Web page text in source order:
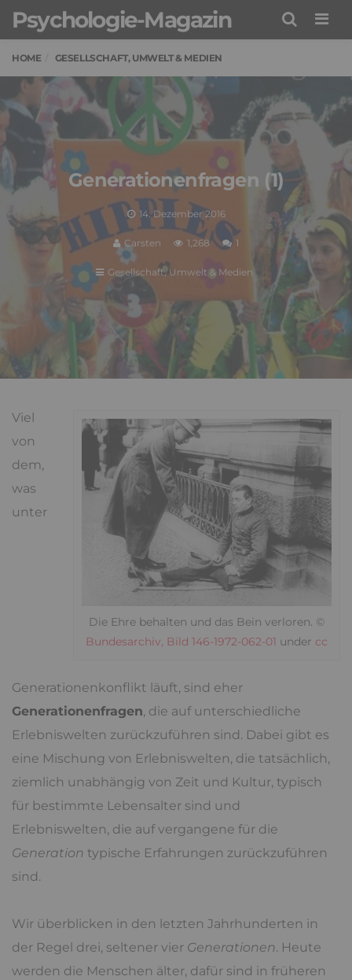
Psychologie-Magazin
HOME GESELLSCHAFT, UMWELT & MEDIEN
Generationenfragen (1)
14. Dezember 2016
Carsten 1,268 1
Gesellschaft, Umwelt & Medien
Die Ehre behalten und das Bein verloren. ©
Bundesarchiv, Bild 146-1972-062-01 under cc
Viel
von
dem,
was
unter
Generationenkonflikt läuft, sind eher
Generationenfragen, die auf unterschiedliche
Erlebniswelten zurückzuführen sind. Dabei gibt es
eine Mischung von Erlebniswelten, die tatsächlich,
ziemlich unabhängig von Zeit und Kultur, typisch
für bestimmte Lebensalter sind und
Erlebniswelten, die auf vergangene für die
Generation typische Erfahrungen zurückzuführen
sind.
Wir überblicken in den letzten Jahrhunderten in
der Regel drei, seltener vier Generationen. Heute
werden die Menschen älter, dafür sind in früheren